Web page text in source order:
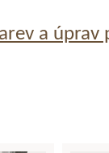
a úprav